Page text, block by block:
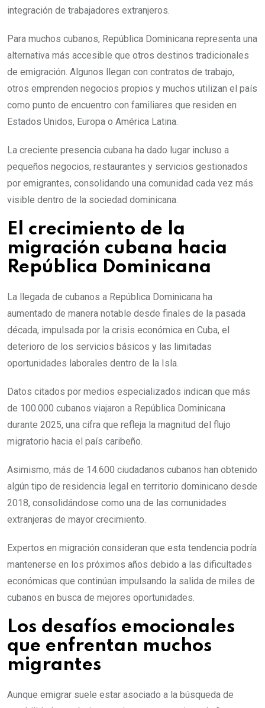
integración de trabajadores extranjeros.
Para muchos cubanos, República Dominicana representa una
alternativa más accesible que otros destinos tradicionales
de emigración. Algunos llegan con contratos de trabajo,
otros emprenden negocios propios y muchos utilizan el país
como punto de encuentro con familiares que residen en
Estados Unidos, Europa o América Latina.
La creciente presencia cubana ha dado lugar incluso a
pequeños negocios, restaurantes y servicios gestionados
por emigrantes, consolidando una comunidad cada vez más
visible dentro de la sociedad dominicana.
El crecimiento de la
migración cubana hacia
República Dominicana
La llegada de cubanos a República Dominicana ha
aumentado de manera notable desde finales de la pasada
década, impulsada por la crisis económica en Cuba, el
deterioro de los servicios básicos y las limitadas
oportunidades laborales dentro de la Isla.
Datos citados por medios especializados indican que más
de 100.000 cubanos viajaron a República Dominicana
durante 2025, una cifra que refleja la magnitud del flujo
migratorio hacia el país caribeño.
Asimismo, más de 14.600 ciudadanos cubanos han obtenido
algún tipo de residencia legal en territorio dominicano desde
2018, consolidándose como una de las comunidades
extranjeras de mayor crecimiento.
Expertos en migración consideran que esta tendencia podría
mantenerse en los próximos años debido a las dificultades
económicas que continúan impulsando la salida de miles de
cubanos en busca de mejores oportunidades.
Los desafíos emocionales
que enfrentan muchos
migrantes
Aunque emigrar suele estar asociado a la búsqueda de